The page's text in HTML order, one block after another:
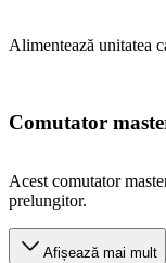
Alimentează unitatea
Comutator
Acest comutator
prelungitor.
Afișează mai mult